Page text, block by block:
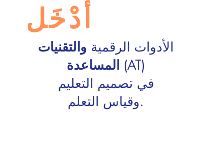
أَدْخَل
الأدوات الرقمية والتقنيات
المساعدة (AT)
في تصميم التعليم
وقياس التعلم.